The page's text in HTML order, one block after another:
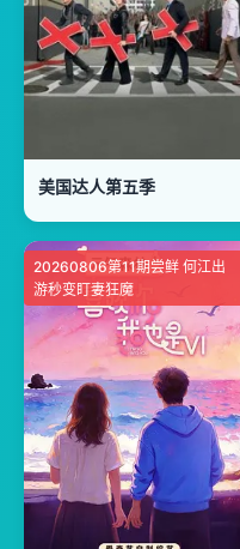
美国达人第五季
20260806第11期尝鲜 何江出
游秒变盯妻狂魔